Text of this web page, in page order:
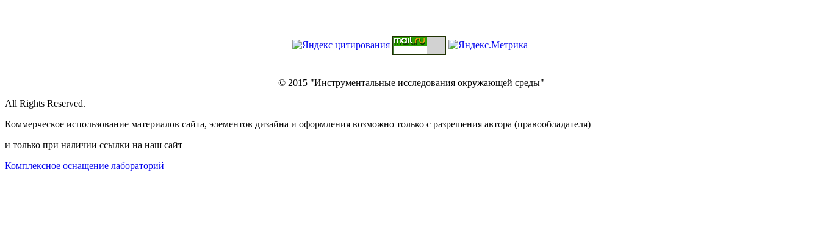
© 2015 "Инструментальные исследования окружающей среды"
All Rights Reserved.
Коммерческое использование материалов сайта, элементов дизайна и оформления возможно только с разрешения автора (правообладателя)
и только при наличии ссылки на наш сайт
Комплексное оснащение лабораторий